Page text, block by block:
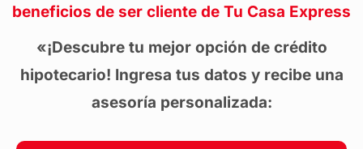
beneficios de ser cliente de Tu Casa Express
«¡Descubre tu mejor opción de crédito
hipotecario! Ingresa tus datos y recibe una
asesoría personalizada: